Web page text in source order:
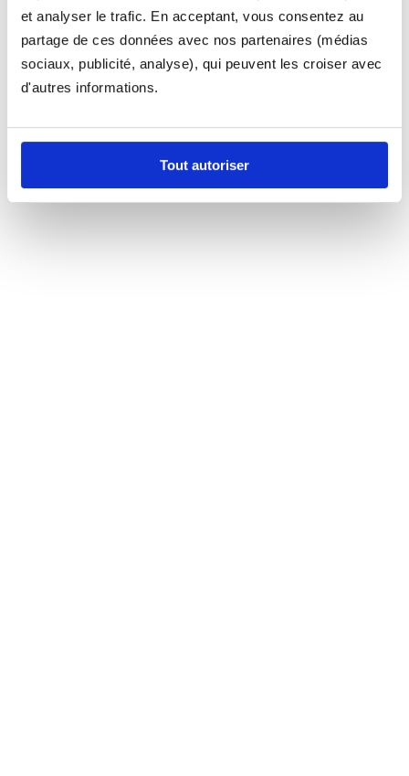
et analyser le trafic. En acceptant, vous consentez au
partage de ces données avec nos partenaires (médias
sociaux, publicité, analyse), qui peuvent les croiser avec
d'autres informations.
Tout autoriser